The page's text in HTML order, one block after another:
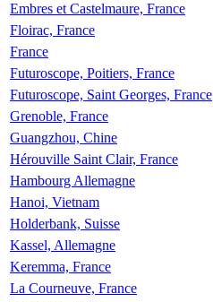
Embres et Castelmaure, France
Floirac, France
France
Futuroscope, Poitiers, France
Futuroscope, Saint Georges, France
Grenoble, France
Guangzhou, Chine
Hérouville Saint Clair, France
Hambourg Allemagne
Hanoi, Vietnam
Holderbank, Suisse
Kassel, Allemagne
Keremma, France
La Courneuve, France